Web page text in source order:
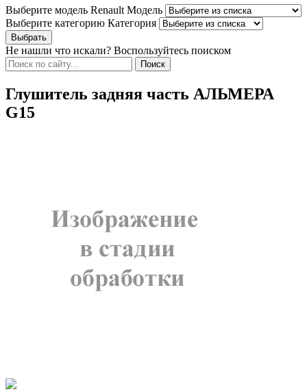
Выберите модель Renault Модель
Выберите категорию Категория
Не нашли что искали? Воспользуйтесь поиском
Глушитель задняя часть АЛЬМЕРА
G15